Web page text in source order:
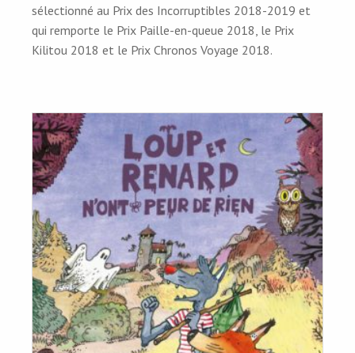
sélectionné au Prix des Incorruptibles 2018-2019 et
qui remporte le Prix Paille-en-queue 2018, le Prix
Kilitou 2018 et le Prix Chronos Voyage 2018.